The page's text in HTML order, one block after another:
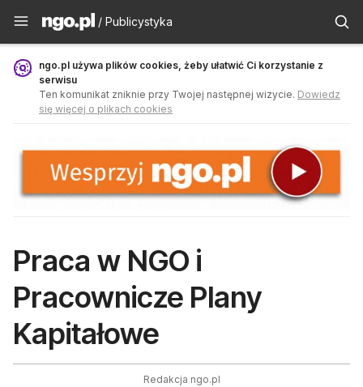
Publicystyka - ngo.pl
/ Publicystyka
ngo.pl używa plików cookies, żeby ułatwić Ci korzystanie z
serwisu
Ten komunikat zniknie przy Twojej następnej wizycie. Dowiedz
się więcej o plikach cookies
Praca w NGO i
Pracownicze Plany
Kapitałowe
Redakcja ngo.pl